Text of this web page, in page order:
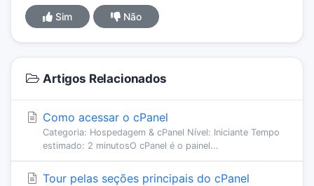
Sim Não
Artigos Relacionados
Como acessar o cPanel
Categoria: Hospedagem & cPanel Nível: Iniciante Tempo
estimado: 2 minutosO cPanel é o painel...
Tour pelas seções principais do cPanel